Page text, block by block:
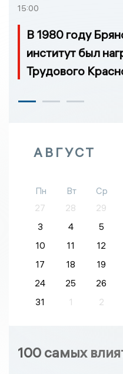
15:00
В 1980 году
институт был
Трудового
АВГУСТ
Пн Вт Ср
27
28 29
3
4 5
10
11 12
17
18 19
24
25 26
31
1 2
100 самых